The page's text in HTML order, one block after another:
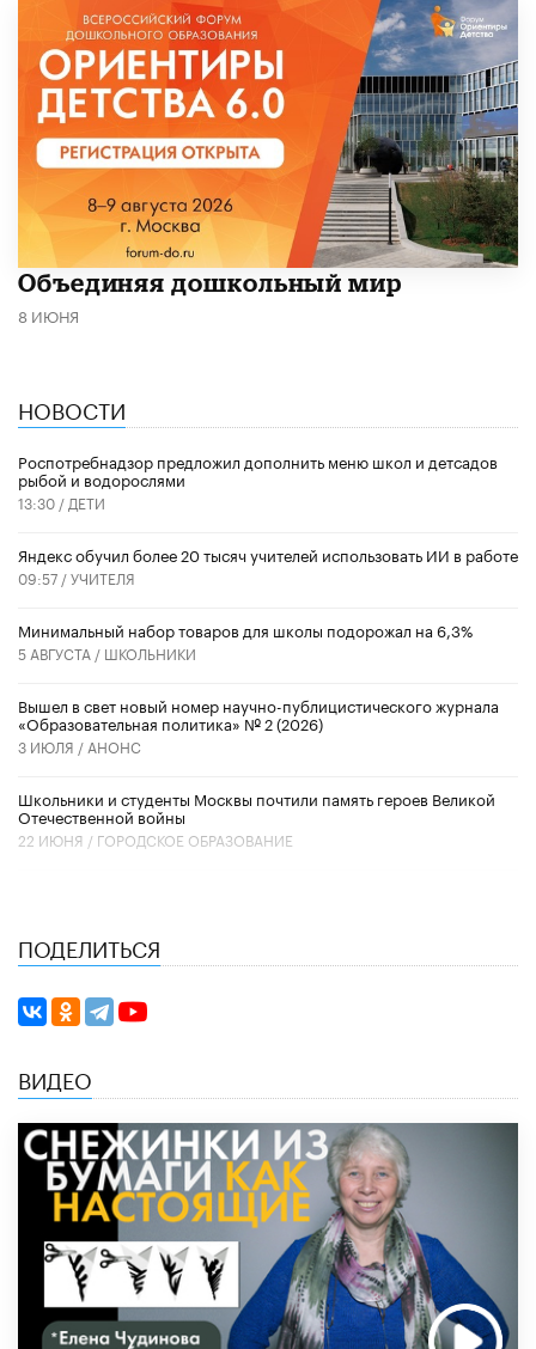
​Объединяя дошкольный мир
8 ИЮНЯ
НОВОСТИ
Роспотребнадзор предложил дополнить меню школ и детсадов
рыбой и водорослями
13:30 / ДЕТИ
​Яндекс обучил более 20 тысяч учителей использовать ИИ в работе
09:57 /УЧИТЕЛЯ
Минимальный набор товаров для школы подорожал на 6,3%
5 АВГУСТА / ШКОЛЬНИКИ
Вышел в свет новый номер научно-публицистического журнала
«Образовательная политика» № 2 (2026)
3 ИЮЛЯ / АНОНС
Школьники и студенты Москвы почтили память героев Великой
Отечественной войны
22 ИЮНЯ / ГОРОДСКОЕ ОБРАЗОВАНИЕ
ПОДЕЛИТЬСЯ
ВИДЕО